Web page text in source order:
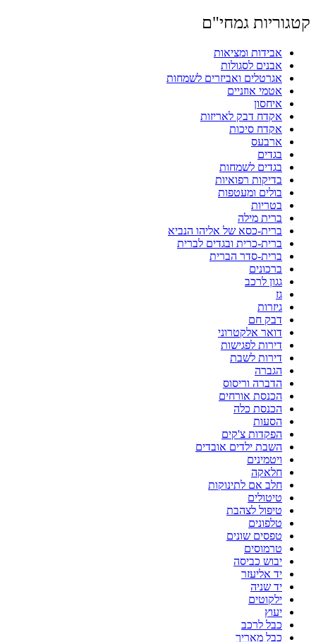
קטגוריות גמחי"ם
אבידות ומציאות
אבנים לסגולות
אגרטלים ואביזרים לשמחות
אטמי אוזניים
איחסון
אקדח דבק לאריזות
אקדח סיכות
ארבעס
בגדים
בגדים לשמחות
בדיקות רפואיות
בולים ומעטפות
בטריות
ברית מילה
ברית-כסא של אליהו הנביא
ברית-כרית ובגדים לברית
ברית-סדר הברית
ברכונים
גגון לרכב
גז
גיזרות
דבק חם
דואר אלקטרוני
דירות לפגישות
דירות לשבת
הגברה
הדברה וריסוס
הכנסת אורחים
הכנסת כלה
הסעות
הפקדות צ'קים
השבת ילדים אובדים
ויטמינים
חלאקה
חלב אם לתינוקות
טיטולים
טיפול לצהבת
טלפונים
טפסים שונים
טרמוסים
יבוש כביסה
יד אליעזר
יד שניה
ילקוטים
יעוץ
כבל לרכב
כבל מאריך